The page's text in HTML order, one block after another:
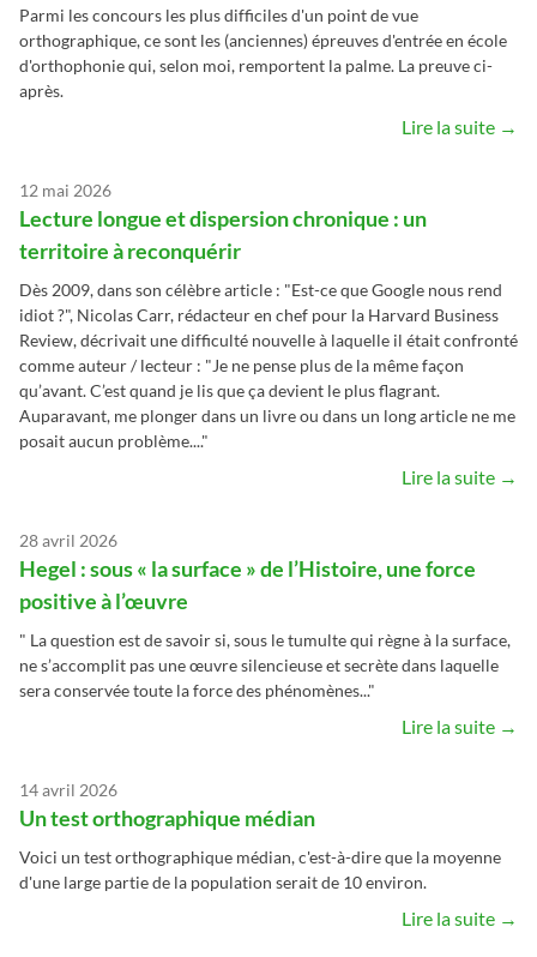
Parmi les concours les plus difficiles d'un point de vue
orthographique, ce sont les (anciennes) épreuves d'entrée en école
d'orthophonie qui, selon moi, remportent la palme. La preuve ci-
après.
Lire la suite →
12 mai 2026
Lecture longue et dispersion chronique : un
territoire à reconquérir
Dès 2009, dans son célèbre article : "Est-ce que Google nous rend
idiot ?", Nicolas Carr, rédacteur en chef pour la Harvard Business
Review, décrivait une difficulté nouvelle à laquelle il était confronté
comme auteur / lecteur : "Je ne pense plus de la même façon
qu’avant. C’est quand je lis que ça devient le plus flagrant.
Auparavant, me plonger dans un livre ou dans un long article ne me
posait aucun problème...."
Lire la suite →
28 avril 2026
Hegel : sous « la surface » de l’Histoire, une force
positive à l’œuvre
" La question est de savoir si, sous le tumulte qui règne à la surface,
ne s’accomplit pas une œuvre silencieuse et secrète dans laquelle
sera conservée toute la force des phénomènes..."
Lire la suite →
14 avril 2026
Un test orthographique médian
Voici un test orthographique médian, c'est-à-dire que la moyenne
d'une large partie de la population serait de 10 environ.
Lire la suite →